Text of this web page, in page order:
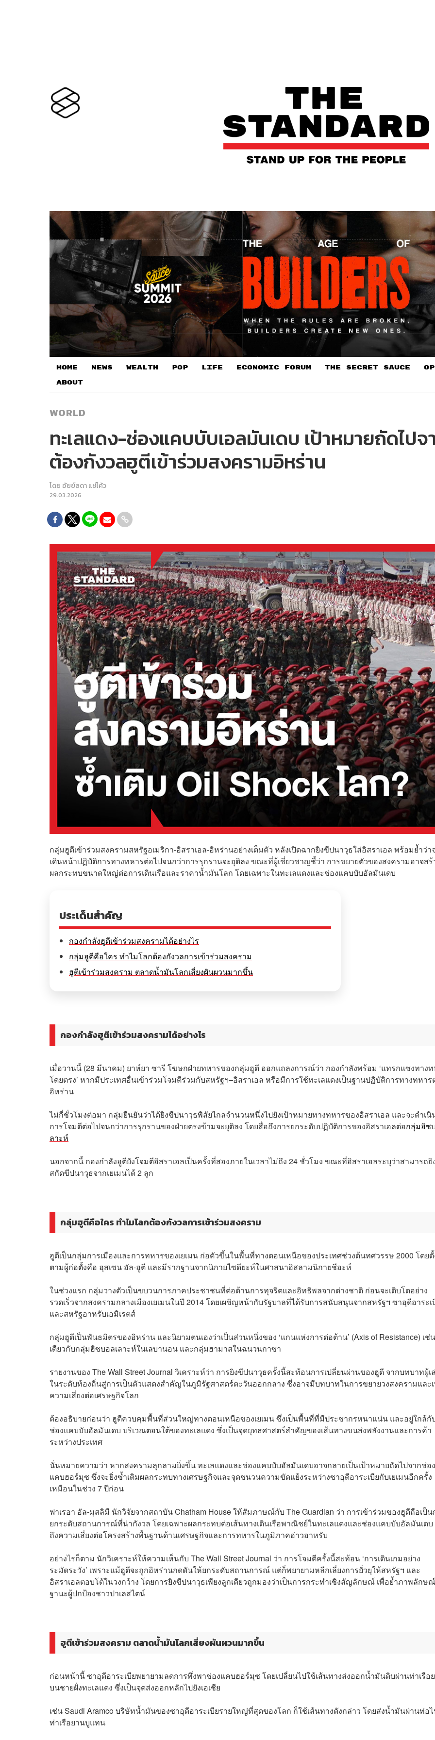
HOME NEWS WEALTH POP LIFE ECONOMIC FORUM THE SECRET SAUCE​
ABOUT
WORLD
ทะเลแดง-ช่องแคบบับเอลมันเดบ เป้าหมายถัดไปจ
ต้องกังวลฮูตีเข้าร่วมสงครามอิหร่าน
โดย อัยย์ลดา แซ่โค้ว
29.03.2026
กลุ่มฮูตีเข้าร่วมสงครามสหรัฐอเมริกา-อิสราเอล-อิหร่านอย่างเต็มตัว หลังเปิดฉากยิงขีปนาวุธใส่อิสราเอล พร้อมย้ำว่า
เดินหน้าปฏิบัติการทางทหารต่อไปจนกว่าการรุกรานจะยุติลง ขณะที่ผู้เชี่ยวชาญชี้ว่า การขยายตัวของสงครามอาจสร้
ผลกระทบขนาดใหญ่ต่อการเดินเรือและราคาน้ำมันโลก โดยเฉพาะในทะเลแดงและช่องแคบบับอัลมันเดบ
ประเด็นสำคัญ
กองกำลังฮูตีเข้าร่วมสงครามได้อย่างไร
กลุ่มฮูตีคือใคร ทำไมโลกต้องกังวลการเข้าร่วมสงคราม
ฮูตีเข้าร่วมสงคราม ตลาดน้ำมันโลกเสี่ยงผันผวนมากขึ้น
กองกำลังฮูตีเข้าร่วมสงครามได้อย่างไร
เมื่อวานนี้ (28 มีนาคม) ยาห์ยา ซารี โฆษกฝ่ายทหารของกลุ่มฮูตี ออกแถลงการณ์ว่า กองกำลังพร้อม ‘แทรกแซงทาง
โดยตรง’ หากมีประเทศอื่นเข้าร่วมโจมตีร่วมกับสหรัฐฯ–อิสราเอล หรือมีการใช้ทะเลแดงเป็นฐานปฏิบัติการทางทหาร
อิหร่าน
ไม่กี่ชั่วโมงต่อมา กลุ่มยืนยันว่าได้ยิงขีปนาวุธพิสัยไกลจำนวนหนึ่งไปยังเป้าหมายทางทหารของอิสราเอล และจะดำเนิ
การโจมตีต่อไปจนกว่าการรุกรานของฝ่ายตรงข้ามจะยุติลง โดยสื่อถึงการยกระดับปฏิบัติการของอิสราเอลต่อกลุ่มฮิซ
ลาะห์
นอกจากนี้ กองกำลังฮูตียังโจมตีอิสราเอลเป็นครั้งที่สองภายในเวลาไม่ถึง 24 ชั่วโมง ขณะที่อิสราเอลระบุว่าสามารถยิ
สกัดขีปนาวุธจากเยเมนได้ 2 ลูก
กลุ่มฮูตีคือใคร ทำไมโลกต้องกังวลการเข้าร่วมสงคราม
ฮูตีเป็นกลุ่มการเมืองและการทหารของเยเมน ก่อตัวขึ้นในพื้นที่ทางตอนเหนือของประเทศช่วงต้นทศวรรษ 2000 โดย
ตามผู้ก่อตั้งคือ ฮุสเซน อัล-ฮูตี และมีรากฐานจากนิกายไซดียะห์ในศาสนาอิสลามนิกายชีอะห์
ในช่วงแรก กลุ่มวางตัวเป็นขบวนการภาคประชาชนที่ต่อต้านการทุจริตและอิทธิพลจากต่างชาติ ก่อนจะเติบโตอย่าง
รวดเร็วจากสงครามกลางเมืองเยเมนในปี 2014 โดยเผชิญหน้ากับรัฐบาลที่ได้รับการสนับสนุนจากสหรัฐฯ ซาอุดีอาระเ
และสหรัฐอาหรับเอมิเรตส์
กลุ่มฮูตีเป็นพันธมิตรของอิหร่าน และนิยามตนเองว่าเป็นส่วนหนึ่งของ ‘แกนแห่งการต่อต้าน’ (Axis of Resistance) เช่น
เดียวกับกลุ่มฮิซบอลเลาะห์ในเลบานอน และกลุ่มฮามาสในฉนวนกาซา
รายงานของ The Wall Street Journal วิเคราะห์ว่า การยิงขีปนาวุธครั้งนี้สะท้อนการเปลี่ยนผ่านของฮูตี จากบทบาทผู้เ
ในระดับท้องถิ่นสู่การเป็นตัวแสดงสำคัญในภูมิรัฐศาสตร์ตะวันออกกลาง ซึ่งอาจมีบทบาทในการขยายวงสงครามและ
ความเสี่ยงต่อเศรษฐกิจโลก
ต้องอธิบายก่อนว่า ฮูตีควบคุมพื้นที่ส่วนใหญ่ทางตอนเหนือของเยเมน ซึ่งเป็นพื้นที่ที่มีประชากรหนาแน่น และอยู่ใกล้กั
ช่องแคบบับอัลมันเดบ บริเวณตอนใต้ของทะเลแดง ซึ่งเป็นจุดยุทธศาสตร์สำคัญของเส้นทางขนส่งพลังงานและการค้า
ระหว่างประเทศ
นั่นหมายความว่า หากสงครามลุกลามยิ่งขึ้น ทะเลแดงและช่องแคบบับอัลมันเดบอาจกลายเป็นเป้าหมายถัดไปจากช่อง
แคบฮอร์มุซ ซึ่งจะยิ่งซ้ำเติมผลกระทบทางเศรษฐกิจและจุดชนวนความขัดแย้งระหว่างซาอุดีอาระเบียกับเยเมนอีกครั้ง
เหมือนในช่วง 7 ปีก่อน
ฟาเรอา อัล-มุสลิมี นักวิจัยจากสถาบัน Chatham House ให้สัมภาษณ์กับ The Guardian ว่า การเข้าร่วมของฮูตีถือเป็น
ยกระดับสถานการณ์ที่น่ากังวล โดยเฉพาะผลกระทบต่อเส้นทางเดินเรือพาณิชย์ในทะเลแดงและช่องแคบบับอัลมันเดบ
ถึงความเสี่ยงต่อโครงสร้างพื้นฐานด้านเศรษฐกิจและการทหารในภูมิภาคอ่าวอาหรับ
อย่างไรก็ตาม นักวิเคราะห์ให้ความเห็นกับ The Wall Street Journal ว่า การโจมตีครั้งนี้สะท้อน ‘การเดินเกมอย่าง
ระมัดระวัง’ เพราะแม้ฮูตีจะถูกอิหร่านกดดันให้ยกระดับสถานการณ์ แต่ก็พยายามหลีกเลี่ยงการยั่วยุให้สหรัฐฯ และ
อิสราเอลตอบโต้ในวงกว้าง โดยการยิงขีปนาวุธเพียงลูกเดียวถูกมองว่าเป็นการกระทำเชิงสัญลักษณ์ เพื่อย้ำภาพลักษ
ฐานะผู้ปกป้องชาวปาเลสไตน์
ฮูตีเข้าร่วมสงคราม ตลาดน้ำมันโลกเสี่ยงผันผวนมากขึ้น
ก่อนหน้านี้ ซาอุดีอาระเบียพยายามลดการพึ่งพาช่องแคบฮอร์มุซ โดยเปลี่ยนไปใช้เส้นทางส่งออกน้ำมันดิบผ่านท่าเรือ
บนชายฝั่งทะเลแดง ซึ่งเป็นจุดส่งออกหลักไปยังเอเชีย
เช่น Saudi Aramco บริษัทน้ำมันของซาอุดีอาระเบียรายใหญ่ที่สุดของโลก ก็ใช้เส้นทางดังกล่าว โดยส่งน้ำมันผ่านท่อไ
ท่าเรือยานบูแทน